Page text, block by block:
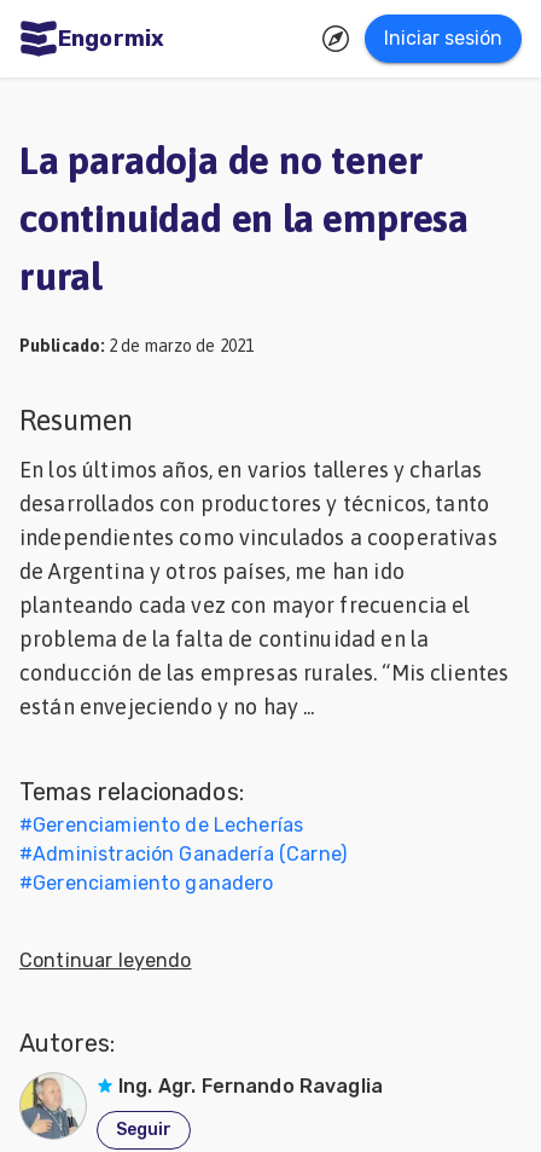
Engormix Iniciar sesión
Agricultura
Balanceados
Avicultura
Porcicultura
Mascotas
La paradoja de no tener
continuidad en la empresa
rural
Publicado: 2 de marzo de 2021
Resumen
En los últimos años, en varios talleres y charlas
desarrollados con productores y técnicos, tanto
independientes como vinculados a cooperativas
de Argentina y otros países, me han ido
planteando cada vez con mayor frecuencia el
problema de la falta de continuidad en la
conducción de las empresas rurales. “Mis clientes
están envejeciendo y no hay ...
Temas relacionados:
#Gerenciamiento de Lecherías
#Administración Ganadería (Carne)
#Gerenciamiento ganadero
Continuar leyendo
Autores:
Ing. Agr. Fernando Ravaglia
Seguir